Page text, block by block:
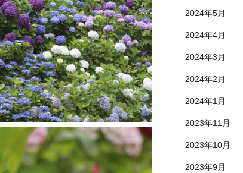
2024年5月
2024年4月
2024年3月
2024年2月
2024年1月
2023年11月
2023年10月
2023年9月